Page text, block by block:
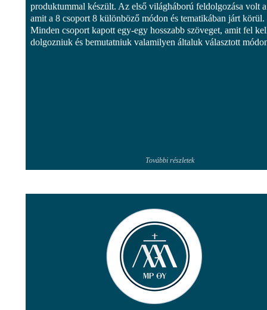
produktummal készült. Az első világháború feldolgozása volt
amit a 8 csoport 8 különböző módon és tematikában járt körül.
Minden csoport kapott egy-egy hosszabb szöveget, amit fel
dolgozniuk és bemutatniuk valamilyen általuk választott
További részletek